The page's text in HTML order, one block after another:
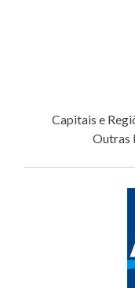
Capitais e
Outras